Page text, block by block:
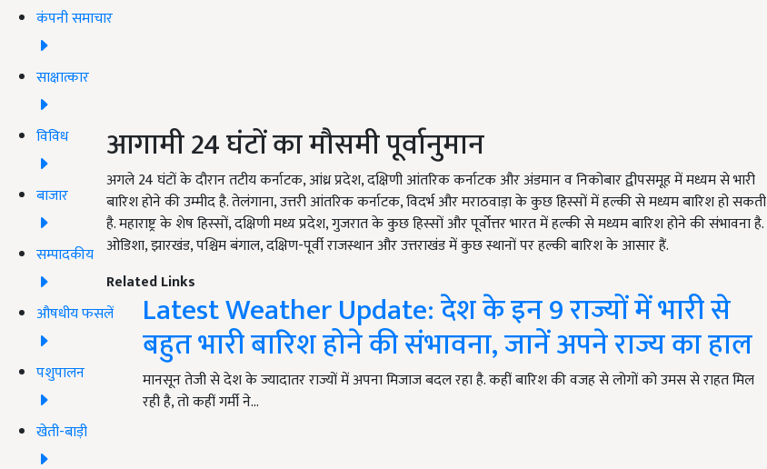
कंपनी समाचार
साक्षात्कार
विविध
बाजार
सम्पादकीय
औषधीय फसलें
पशुपालन
खेती-बाड़ी
आगामी 24 घंटों का मौसमी पूर्वानुमान
अगले 24 घंटों के दौरान तटीय कर्नाटक, आंध्र प्रदेश, दक्षिणी आंतरिक कर्नाटक और अंडमान व निकोबार द्वीपसमूह में मध्यम से भारी
बारिश होने की उम्मीद है. तेलंगाना, उत्तरी आंतरिक कर्नाटक, विदर्भ और मराठवाड़ा के कुछ हिस्सों में हल्की से मध्यम बारिश हो सकती
है. महाराष्ट्र के शेष हिस्सों, दक्षिणी मध्य प्रदेश, गुजरात के कुछ हिस्सों और पूर्वोत्तर भारत में हल्की से मध्यम बारिश होने की संभावना है.
ओडिशा, झारखंड, पश्चिम बंगाल, दक्षिण-पूर्वी राजस्थान और उत्तराखंड में कुछ स्थानों पर हल्की बारिश के आसार हैं.
Related Links
Latest Weather Update: देश के इन 9 राज्यों में भारी से
बहुत भारी बारिश होने की संभावना, जानें अपने राज्य का हाल
मानसून तेजी से देश के ज्यादातर राज्यों में अपना मिजाज बदल रहा है. कहीं बारिश की वजह से लोगों को उमस से राहत मिल
रही है, तो कहीं गर्मी ने…